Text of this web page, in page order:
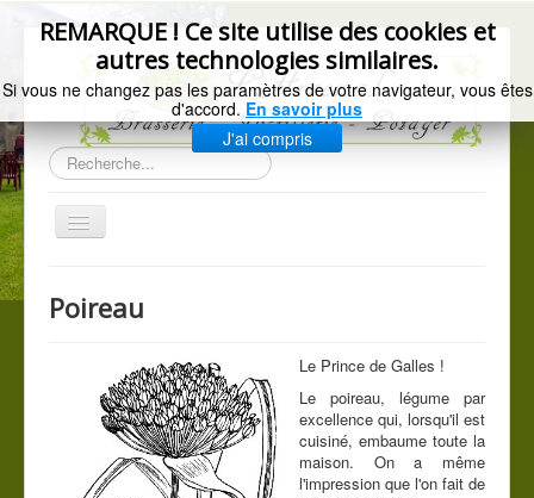
Rechercher
Basculer
Gazette de l'Arsenal
La brasserie
Distillerie artisanale
Les légumes du jardin
C.G.V.
REMARQUE ! Ce site utilise des cookies et
autres technologies similaires.
Si vous ne changez pas les paramètres de votre navigateur, vous êtes
d'accord. En savoir plus
J'ai compris
Poireau
Le Prince de Galles !
Le poireau, légume par
excellence qui, lorsqu'il est
cuisiné, embaume toute la
maison. On a même
l'impression que l'on fait de
précédenteprécédent
suivant